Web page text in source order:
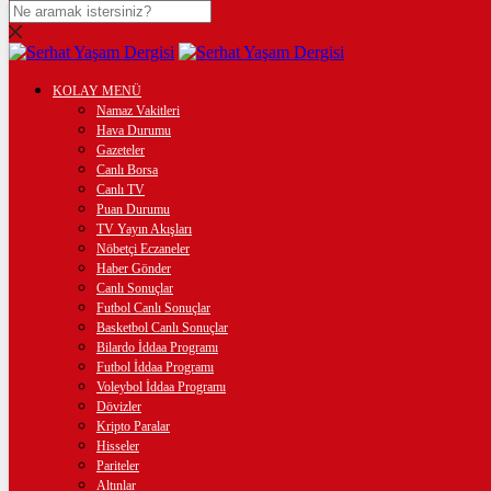
DOLAR
47,7436$% 0.18
EURO
% 0.32
STERLİN
% 0.38
GRAM ALTIN
%2,59
ÇEYREK ALTIN
10.903,00%2,54
BİTCOİN
฿%0.2
KOLAY MENÜ
Namaz Vakitleri
Hava Durumu
Gazeteler
Canlı Borsa
Canlı TV
Puan Durumu
TV Yayın Akışları
Nöbetçi Eczaneler
Haber Gönder
Canlı Sonuçlar
Futbol Canlı Sonuçlar
Basketbol Canlı Sonuçlar
Bilardo İddaa Programı
Futbol İddaa Programı
Voleybol İddaa Programı
Dövizler
Kripto Paralar
Hisseler
Pariteler
Altınlar